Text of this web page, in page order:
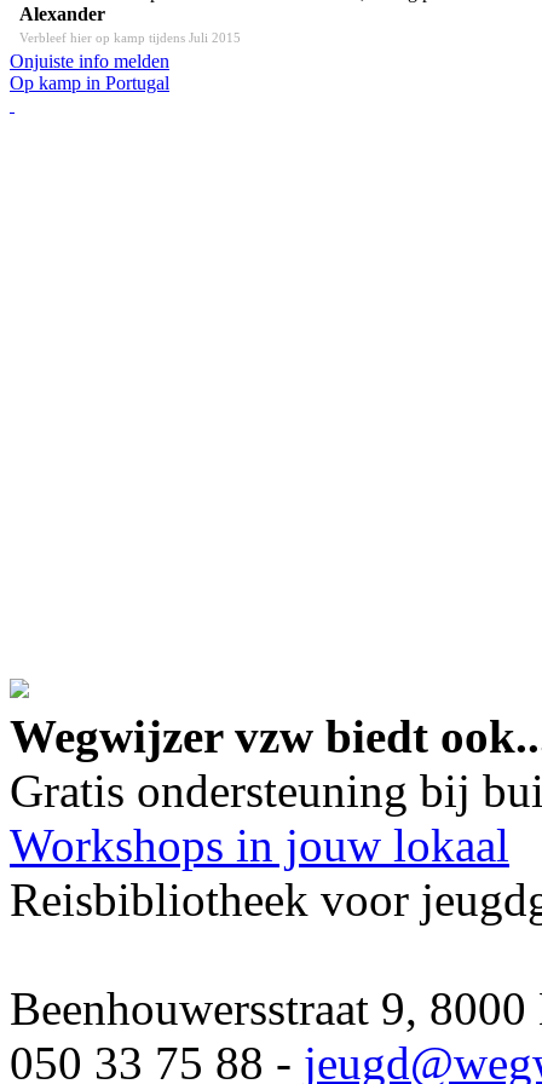
Alexander
Verbleef hier op kamp tijdens Juli 2015
Onjuiste info melden
Op kamp in Portugal
Wegwijzer vzw biedt
Gratis ondersteuning bij
Workshops in jouw lokaal
Reisbibliotheek voor
Beenhouwersstraat 9,
050 33 75 88 - jeugd